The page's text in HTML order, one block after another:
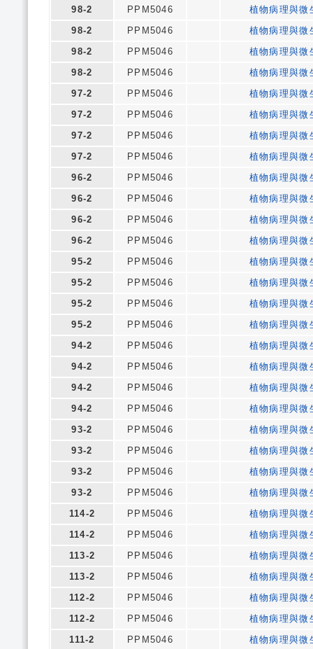
98-2
PPM5046
植物病理與微
98-2
PPM5046
植物病理與微
98-2
PPM5046
植物病理與微
98-2
PPM5046
植物病理與微
97-2
PPM5046
植物病理與微
97-2
PPM5046
植物病理與微
97-2
PPM5046
植物病理與微
97-2
PPM5046
植物病理與微
96-2
PPM5046
植物病理與微
96-2
PPM5046
植物病理與微
96-2
PPM5046
植物病理與微
96-2
PPM5046
植物病理與微
95-2
PPM5046
植物病理與微
95-2
PPM5046
植物病理與微
95-2
PPM5046
植物病理與微
95-2
PPM5046
植物病理與微
94-2
PPM5046
植物病理與微
94-2
PPM5046
植物病理與微
94-2
PPM5046
植物病理與微
94-2
PPM5046
植物病理與微
93-2
PPM5046
植物病理與微
93-2
PPM5046
植物病理與微
93-2
PPM5046
植物病理與微
93-2
PPM5046
植物病理與微
114-2
PPM5046
植物病理與微
114-2
PPM5046
植物病理與微
113-2
PPM5046
植物病理與微
113-2
PPM5046
植物病理與微
112-2
PPM5046
植物病理與微
112-2
PPM5046
植物病理與微
111-2
PPM5046
植物病理與微